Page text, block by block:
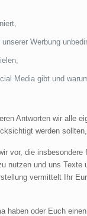
Werbung
Media gibt und
Antworten wir alle
werden
vor, die
nutzen und uns
vermittelt Ihr
haben oder Euch